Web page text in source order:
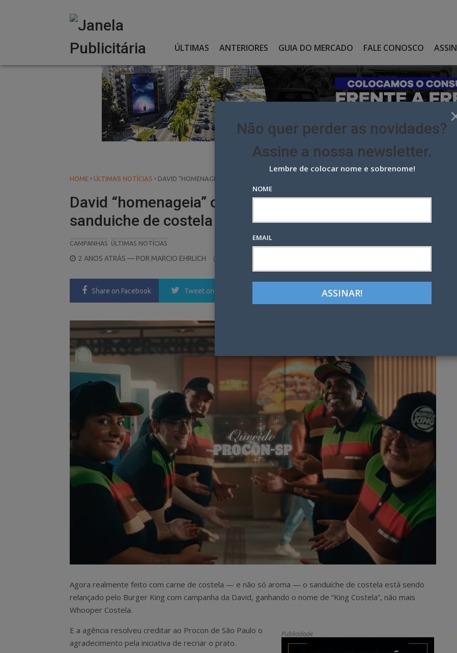
ÚLTIMAS ANTERIORES GUIA DO MERCADO FALE CONOSCO
HOME › ÚLTIMAS NOTÍCIAS › DAVID “HOMENAGEIA” O PROCON-SP NO RETORNO DO SANDUICHE DE COSTELA PELO BK
David “homenageia” o Procon-SP no retorno do
sanduiche de costela pelo BK
CAMPANHAS ÚLTIMAS NOTÍCIAS
POSTED
2 ANOS ATRÁS — POR MARCIO EHRLICH
Share on Facebook Tweet on Twitter LinkedIn Pinterest
Agora realmente feito com carne de costela — e não só aroma — o sanduíche de costela está sendo
relançado pelo Burger King com campanha da David, ganhando o nome de “King Costela”, não mais
Whooper Costela.
Publicidade
E a agência resolveu creditar ao Procon de São Paulo o
agradecimento pela iniciativa de recriar o prato.
Não quer perder as novidades?
Assine a nossa newsletter.
Lembre de colocar nome e sobrenome!
NOME
EMAIL